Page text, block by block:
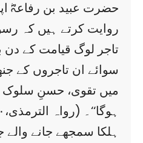
حضرت عبید بن رفاعہؓ
روایت کرتے ہیں کہ
تاجر لوگ قیامت کے دن
سوائے ان تاجروں کے
میں تقوی، حسنِ سلوک
ہوگا‘‘۔ (رواہ الترمذی،۱۲۱۰)
ہلکا سمجھے جانے